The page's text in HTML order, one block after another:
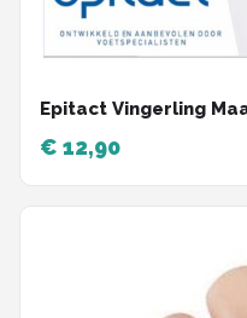
Epitact Vingerling
€ 12,90